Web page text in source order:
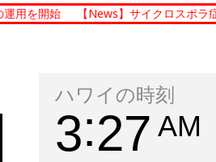
【News】サイクロスポラ症の集団感
ハワイの時刻
3 27 AM